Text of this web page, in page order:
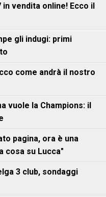
in vendita online! Ecco il
gli indugi: primi
come andrà il nostro
vuole la Champions: il
pagina, ora è una
cosa su Lucca"
3 club, sondaggi